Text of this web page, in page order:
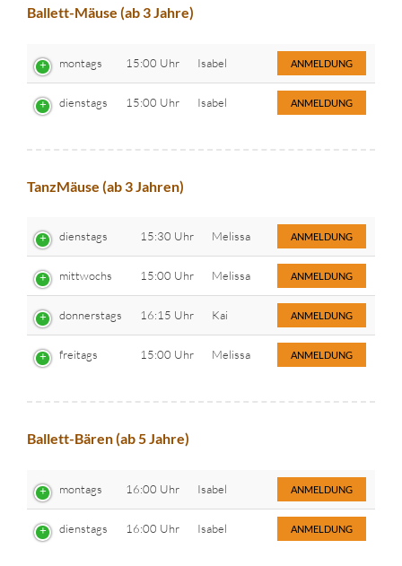
Ballett-Mäuse (ab 3 Jahre)
montags 15:00 Uhr Isabel ANMELDUNG
dienstags 15:00 Uhr Isabel ANMELDUNG
TanzMäuse (ab 3 Jahren)
dienstags 15:30 Uhr Melissa ANMELDUNG
mittwochs 15:00 Uhr Melissa ANMELDUNG
donnerstags 16:15 Uhr Kai ANMELDUNG
freitags 15:00 Uhr Melissa ANMELDUNG
Ballett-Bären (ab 5 Jahre)
montags 16:00 Uhr Isabel ANMELDUNG
dienstags 16:00 Uhr Isabel ANMELDUNG